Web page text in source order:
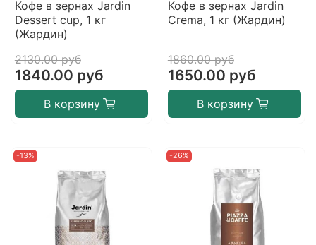
Кофе в зернах Jardin
Dessert cup, 1 кг
(Жардин)
2130.00 руб
1840.00 руб
В корзину
Кофе в зернах Jardin
Crema, 1 кг (Жардин)
1860.00 руб
1650.00 руб
В корзину
-13% -26%